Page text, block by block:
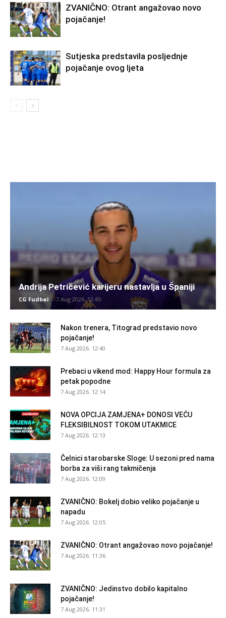
ZVANIČNO: Otrant angažovao novo
pojačanje!
Sutjeska predstavila posljednje
pojačanje ovog ljeta
Andrija Petričević karijeru nastavlja u Španiji
CG Fudbal - 7 Aug 2026. 12:45
Nakon trenera, Titograd predstavio novo
pojačanje!
7 Aug 2026. 12:40
Prebaci u vikend mod: Happy Hour formula za
petak popodne
7 Aug 2026. 12:14
NOVA OPCIJA ZAMJENA+ DONOSI VEĆU
FLEKSIBILNOST TOKOM UTAKMICE
7 Aug 2026. 12:13
Čelnici starobarske Sloge: U sezoni pred nama
borba za viši rang takmičenja
7 Aug 2026. 12:09
ZVANIČNO: Bokelj dobio veliko pojačanje u
napadu
7 Aug 2026. 12:05
ZVANIČNO: Otrant angažovao novo pojačanje!
7 Aug 2026. 11:36
ZVANIČNO: Jedinstvo dobilo kapitalno
pojačanje!
7 Aug 2026. 11:31